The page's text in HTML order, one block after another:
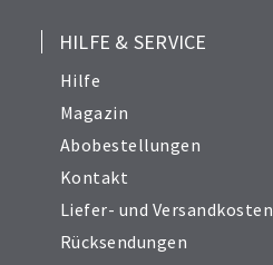
HILFE & SERVICE
Hilfe
Magazin
Abobestellungen
Kontakt
Liefer- und Versandkosten
Rücksendungen